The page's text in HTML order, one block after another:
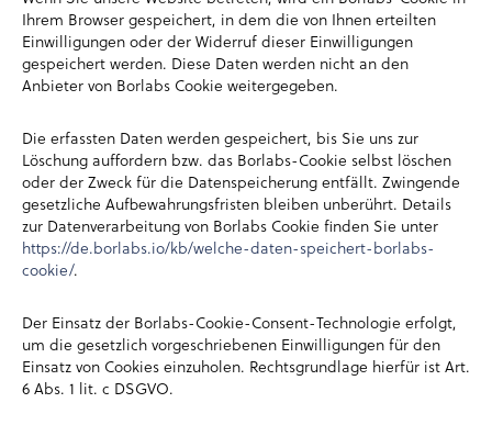
Ihrem Browser gespeichert, in dem die von Ihnen erteilten
Einwilligungen oder der Widerruf dieser Einwilligungen
gespeichert werden. Diese Daten werden nicht an den
Anbieter von Borlabs Cookie weitergegeben.
Die erfassten Daten werden gespeichert, bis Sie uns zur
Löschung auffordern bzw. das Borlabs-Cookie selbst löschen
oder der Zweck für die Datenspeicherung entfällt. Zwingende
gesetzliche Aufbewahrungsfristen bleiben unberührt. Details
zur Datenverarbeitung von Borlabs Cookie finden Sie unter
https://de.borlabs.io/kb/welche-daten-speichert-borlabs-
cookie/.
Der Einsatz der Borlabs-Cookie-Consent-Technologie erfolgt,
um die gesetzlich vorgeschriebenen Einwilligungen für den
Einsatz von Cookies einzuholen. Rechtsgrundlage hierfür ist Art.
6 Abs. 1 lit. c DSGVO.